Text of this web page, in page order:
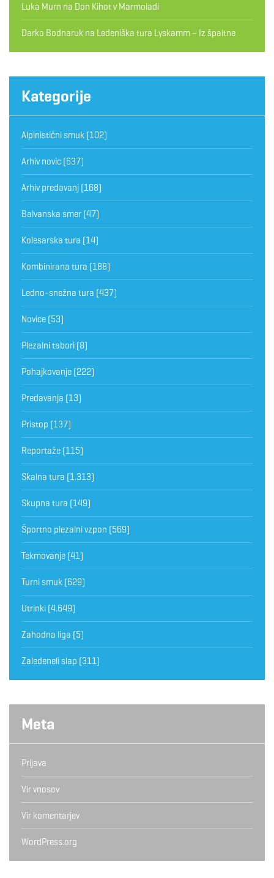
Luka Murn na Don Kihot v Marmoladi
Darko Bodnaruk na Ledeniška tura Lyskamm – Iz špaltne
Kategorije
Alpinistični smuk (102)
Arhiv novic (637)
Arhiv predavanj (168)
Balvanska smer (47)
Kolesarska tura (14)
Kombinirana tura (188)
Ledno-snežna tura (437)
Novice (53)
Plezalni tabori (8)
Pohajkovanje (222)
Predavanja (13)
Pristop (137)
Reportaže (115)
Skalna tura (1.313)
Skupna tura (149)
Športno plezalni vzpon (569)
Tekmovanje (41)
Turni smuk (629)
Utrinki (4.649)
Zahodna liga (5)
Zaledeneli slap (311)
Meta
Prijava
Vir vnosov
Vir komentarjev
WordPress.org